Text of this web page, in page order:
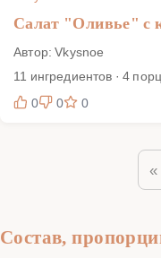
Салат "Оливье" с
Автор: Vkysnoe
11 ингредиентов · 4
0
0 0
«
Состав,